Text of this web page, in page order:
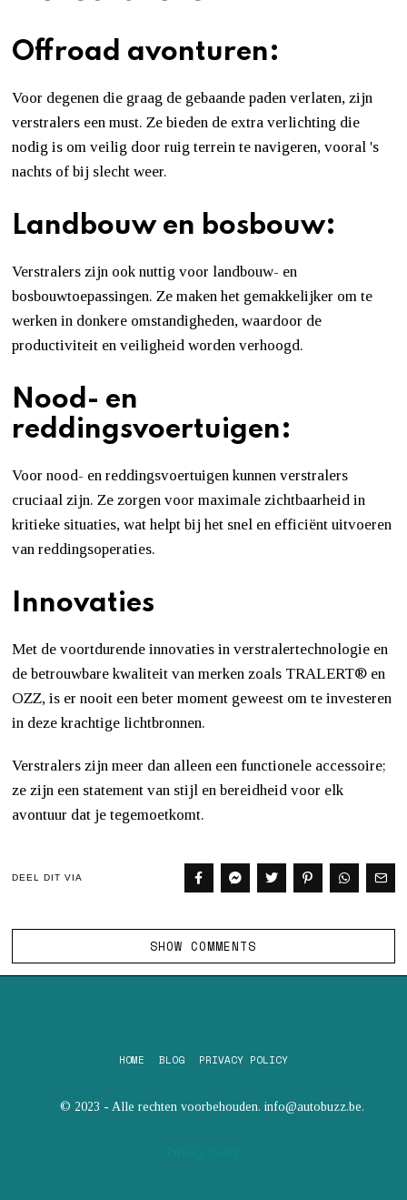
Offroad avonturen:
Voor degenen die graag de gebaande paden verlaten, zijn
verstralers een must. Ze bieden de extra verlichting die
nodig is om veilig door ruig terrein te navigeren, vooral 's
nachts of bij slecht weer.
Landbouw en bosbouw:
Verstralers zijn ook nuttig voor landbouw- en
bosbouwtoepassingen. Ze maken het gemakkelijker om te
werken in donkere omstandigheden, waardoor de
productiviteit en veiligheid worden verhoogd.
Nood- en
reddingsvoertuigen:
Voor nood- en reddingsvoertuigen kunnen verstralers
cruciaal zijn. Ze zorgen voor maximale zichtbaarheid in
kritieke situaties, wat helpt bij het snel en efficiënt uitvoeren
van reddingsoperaties.
Innovaties
Met de voortdurende innovaties in verstralertechnologie en
de betrouwbare kwaliteit van merken zoals TRALERT® en
OZZ, is er nooit een beter moment geweest om te investeren
in deze krachtige lichtbronnen.
Verstralers zijn meer dan alleen een functionele accessoire;
ze zijn een statement van stijl en bereidheid voor elk
avontuur dat je tegemoetkomt.
DEEL DIT VIA
SHOW COMMENTS
HOME BLOG PRIVACY POLICY
© 2023 - Alle rechten voorbehouden. info@autobuzz.be.